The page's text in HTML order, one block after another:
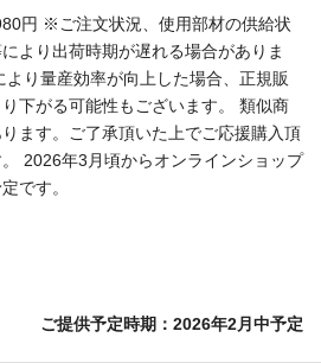
円 ※ご注文状況、使用部材の供給状
より出荷時期が遅れる場合がありま
り量産効率が向上した場合、正規販
下がる可能性もございます。 類似商
ます。ご了承頂いた上でご応援購入頂
2026年3月頃からオンラインショップ
です。
ご提供予定時期：2026年2月中予定